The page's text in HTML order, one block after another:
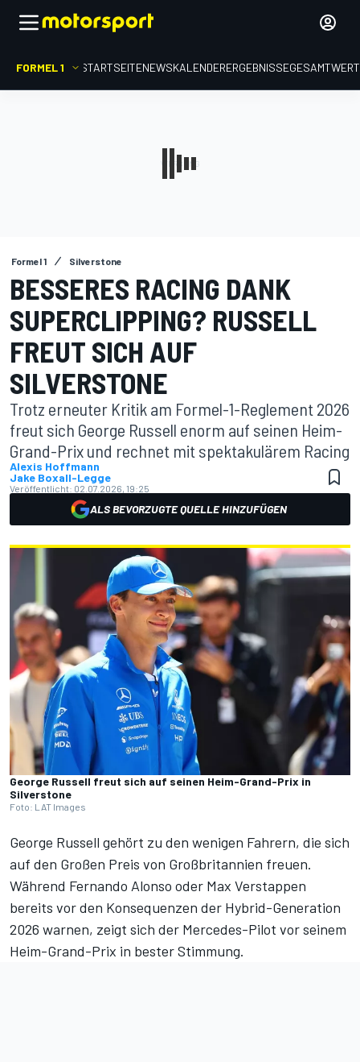
FORMEL 1 STARTSEITENEWSKALENDERERGEBNISSE
Formel 1 Silverstone
BESSERES RACING DANK
SUPERCLIPPING? RUSSELL
FREUT SICH AUF
SILVERSTONE
Trotz erneuter Kritik am Formel-1-Reglement 2026
freut sich George Russell enorm auf seinen Heim-
Grand-Prix und rechnet mit spektakulärem Racing
Alexis Hoffmann
Jake Boxall-Legge
Veröffentlicht: 02.07.2026, 19:25
ALS BEVORZUGTE QUELLE HINZUFÜGEN
George Russell freut sich auf seinen Heim-Grand-Prix in
Silverstone
Foto: LAT Images
George Russell gehört zu den wenigen Fahrern, die sich
auf den Großen Preis von Großbritannien freuen.
Während Fernando Alonso oder Max Verstappen
bereits vor den Konsequenzen der Hybrid-Generation
2026 warnen, zeigt sich der Mercedes-Pilot vor seinem
Heim-Grand-Prix in bester Stimmung.